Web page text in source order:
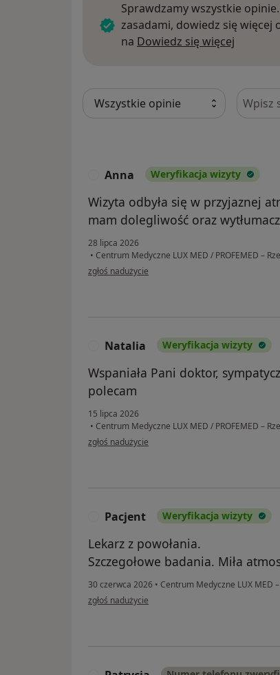
Sprawdzamy wszystkie
zasadami, dowiedz się więcej
na Dowiedz się więcej
Szukaj
Anna Weryfikacja wizyty
Wizyta odbyła się w przyjaznej
mam dolegliwość oraz
28 lipca 2026
• Centrum Medyczne LUX MED / PROFEMED –
w opinii użytkownika Anna
zgłoś nadużycie
Natalia Weryfikacja wizyty
Wspaniała Pani doktor,
polecam
15 lipca 2026
• Centrum Medyczne LUX MED / PROFEMED –
w opinii użytkownika Natalia
zgłoś nadużycie
Pacjent Weryfikacja wizyty
Lekarz z powołania.
Szczegołowe badania. Miła
30 czerwca 2026 • Centrum Medyczne LUX MED
w opinii użytkownika Pacjent
zgłoś nadużycie